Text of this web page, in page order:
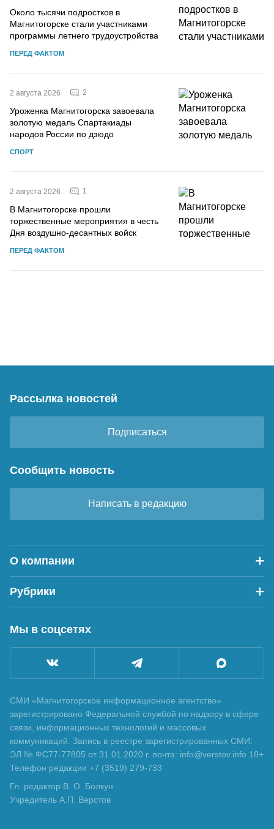
Около тысячи подростков в
Магнитогорске стали участниками
программы летнего трудоустройства
ПЕРЕД ФАКТОМ
2 августа 2026 2
Уроженка Магнитогорска завоевала
золотую медаль Спартакиады
народов России по дзюдо
СПОРТ
2 августа 2026 1
В Магнитогорске прошли
торжественные мероприятия в честь
Дня воздушно-десантных войск
ПЕРЕД ФАКТОМ
Рассылка новостей
Подписаться
Сообщить новость
Написать в редакцию
О компании
Рубрики
Мы в соцсетях
СМИ «Магнитогорское информационное агентство»
зарегистрировано Федеральной службой по надзору в сфере
связи, информационных технологий и массовых
коммуникаций. Запись в реестре зарегистрированных СМИ:
ЭЛ № ФС77-77805 от 31.01.2020 г. почта: info@verstov.info 18+
Телефон редакции +7 (3519) 279-733
Гл. редактор В. О. Болкун
Учредитель А.П. Верстов